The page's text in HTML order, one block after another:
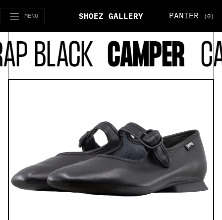
MENU SHOEZ GALLERY PANIER (0)
BLACK CAMPER